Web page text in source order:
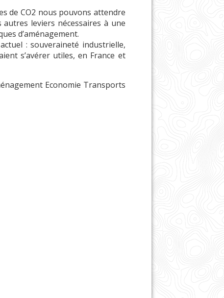
de CO2 nous pouvons attendre
leviers nécessaires à une
d’aménagement.
: souveraineté industrielle,
s’avérer utiles, en France et
Economie Transports